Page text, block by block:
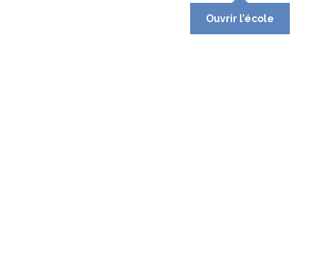
Ouvrir l’école